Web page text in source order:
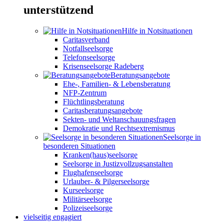
unterstützend
Hilfe in Notsituationen
Caritasverband
Notfallseelsorge
Telefonseelsorge
Krisenseelsorge Radeberg
Beratungsangebote
Ehe-, Familien- & Lebensberatung
NFP-Zentrum
Flüchtlingsberatung
Caritasberatungsangebote
Sekten- und Weltanschauungsfragen
Demokratie und Rechtsextremismus
Seelsorge in
besonderen Situationen
Kranken(haus)seelsorge
Seelsorge in Justizvollzugsanstalten
Flughafenseelsorge
Urlauber- & Pilgerseelsorge
Kurseelsorge
Militärseelsorge
Polizeiseelsorge
vielseitig engagiert